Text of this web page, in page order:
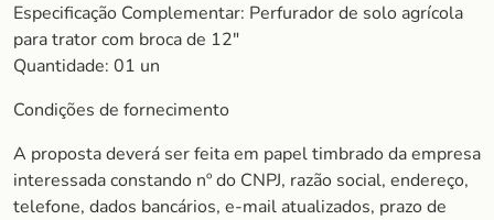
Especificação Complementar: Perfurador de solo agrícola
para trator com broca de 12″
Quantidade: 01 un
Condições de fornecimento
A proposta deverá ser feita em papel timbrado da empresa
interessada constando nº do CNPJ, razão social, endereço,
telefone, dados bancários, e-mail atualizados, prazo de